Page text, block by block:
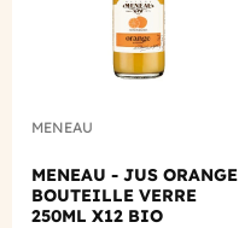
MENEAU
MENEAU - JUS ORANGE
BOUTEILLE VERRE
250ML X12 BIO